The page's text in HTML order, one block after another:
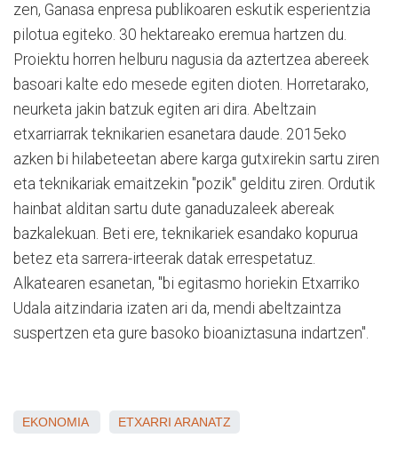
zen, Ganasa enpresa publikoaren eskutik esperientzia
pilotua egiteko. 30 hektareako eremua hartzen du.
Proiektu horren helburu nagusia da aztertzea abereek
basoari kalte edo mesede egiten dioten. Horretarako,
neurketa jakin batzuk egiten ari dira. Abeltzain
etxarriarrak teknikarien esanetara daude. 2015eko
azken bi hilabeteetan abere karga gutxirekin sartu ziren
eta teknikariak emaitzekin "pozik" gelditu ziren. Ordutik
hainbat alditan sartu dute ganaduzaleek abereak
bazkalekuan. Beti ere, teknikariek esandako kopurua
betez eta sarrera-irteerak datak errespetatuz.
Alkatearen esanetan, "bi egitasmo horiekin Etxarriko
Udala aitzindaria izaten ari da, mendi abeltzaintza
suspertzen eta gure basoko bioaniztasuna indartzen".
EKONOMIA ETXARRI ARANATZ